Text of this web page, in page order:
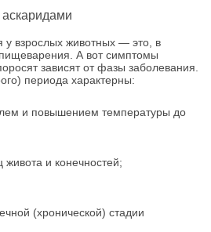
у взрослых животных — это, в
А вот симптомы
зависят от фазы заболевания.
периода характерны:
и повышением температуры до
и конечностей;
(хронической) стадии